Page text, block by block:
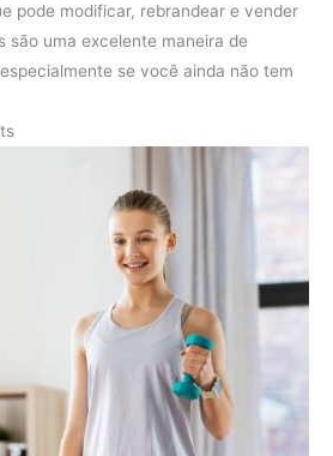
pode modificar, rebrandear e vender
são uma excelente maneira de
se você ainda não tem